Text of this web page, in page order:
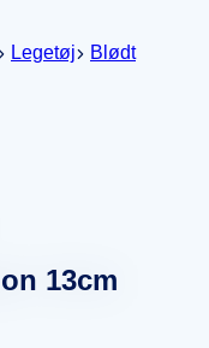
Legetøj
Blødt
13cm